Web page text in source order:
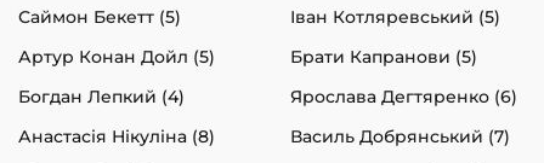
Саймон Бекетт (5)
Іван Котляревський (5)
Артур Конан Дойл (5)
Брати Капранови (5)
Богдан Лепкий (4)
Ярослава Дегтяренко (6)
Анастасія Нікуліна (8)
Василь Добрянський (7)